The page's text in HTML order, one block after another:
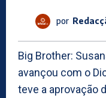
por
Big Brother:
avançou com o
teve a aprovação